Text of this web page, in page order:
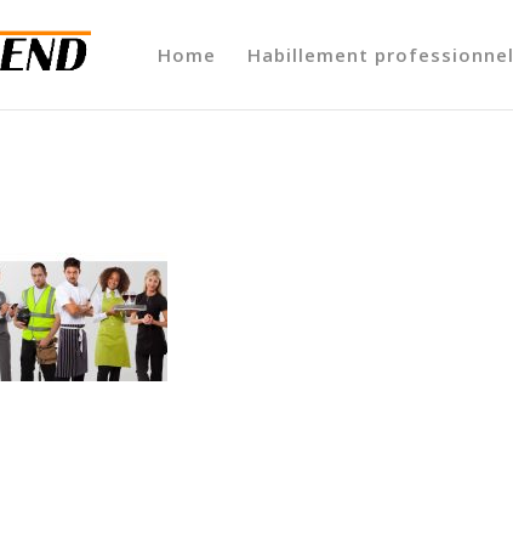
Home Habillement professionnel